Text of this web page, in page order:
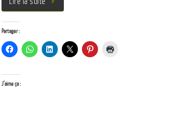
Partager :
J’aime ça :